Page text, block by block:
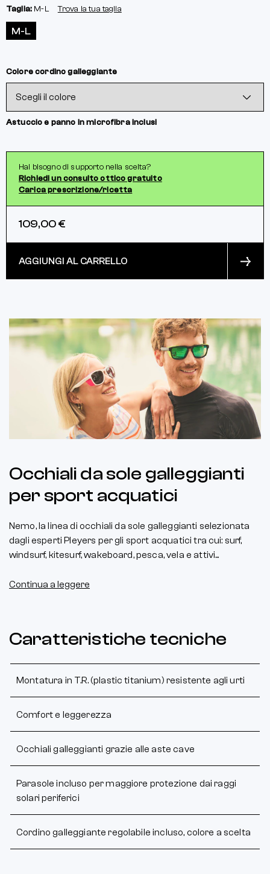
Taglia: M-L Trova la tua taglia
M-L
Colore cordino galleggiante
Astuccio e panno in microfibra inclusi
Hai bisogno di supporto nella scelta?
Richiedi un consulto ottico gratuito
Carica prescrizione/ricetta
109,00 €
AGGIUNGI AL CARRELLO
Occhiali da sole galleggianti
per sport acquatici
Nemo,la linea di occhiali da sole galleggianti selezionata
dagli esperti Pleyers per gli sport acquatici tra cui: surf,
windsurf, kitesurf, wakeboard, pesca, vela e attivi...
Continua a leggere
Caratteristiche tecniche
Montatura in T.R. (plastic titanium) resistente agli urti
Comfort e leggerezza
Occhiali galleggianti grazie alle aste cave
Parasole incluso per maggiore protezione dai raggi
solari periferici
Cordino galleggiante regolabile incluso, colore a scelta